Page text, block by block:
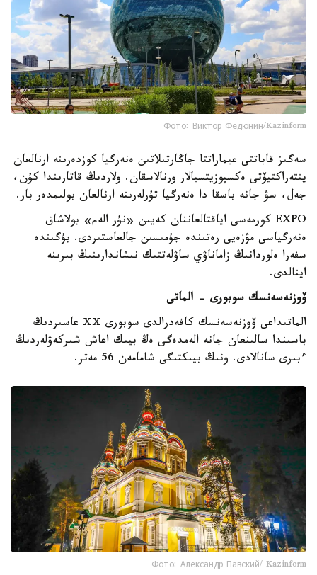
Фото: Виктор Федюнин/Kazinform
سەگىز قاباتتى عيماراتتا جاڭارتىلاتىن ەنەرگيا كوزدەرىنە ارنالعان
ينتەراكتيۆتى ەكسپوزيتسيالار ورنالاسقان. ولاردىڭ قاتارىندا كۇن،
جەل، سۋ جانە باسقا دا ەنەرگيا تۇرلەرىنە ارنالعان بولىمدەر بار.
EXPO كورمەسى اياقتالعاننان كەيىن «نۇر الەم» بولاشاق
ەنەرگياسى مۋزەيى رەتىندە جۇمىسىن جالعاستىردى. بۇگىندە
سفەرا ەلوردانىڭ زاماناۋي ساۋلەتتىك نىشاندارىنىڭ بىرىنە
اينالدى.
ۆوزنەسەنسك سوبورى - الماتى
الماتىداعى ۆوزنەسەنسك كافەدرالدى سوبورى ⅩⅩ عاسىردىڭ
باسىندا سالىنعان جانە الەمدەگى ەڭ بيىك اعاش شىركەۋلەردىڭ
ءبىرى سانالادى. ونىڭ بيىكتىگى شامامەن 56 مەتر.
Фото: Александр Павский/ Kazinform